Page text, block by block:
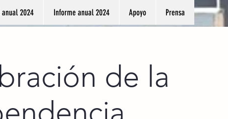
2024 Informe anual 2024 Apoyo Prensa
de la